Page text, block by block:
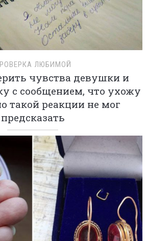
ЛЮБИМОЙ
чувства девушки и
с сообщением, что ухожу
такой реакции не мог
предсказать